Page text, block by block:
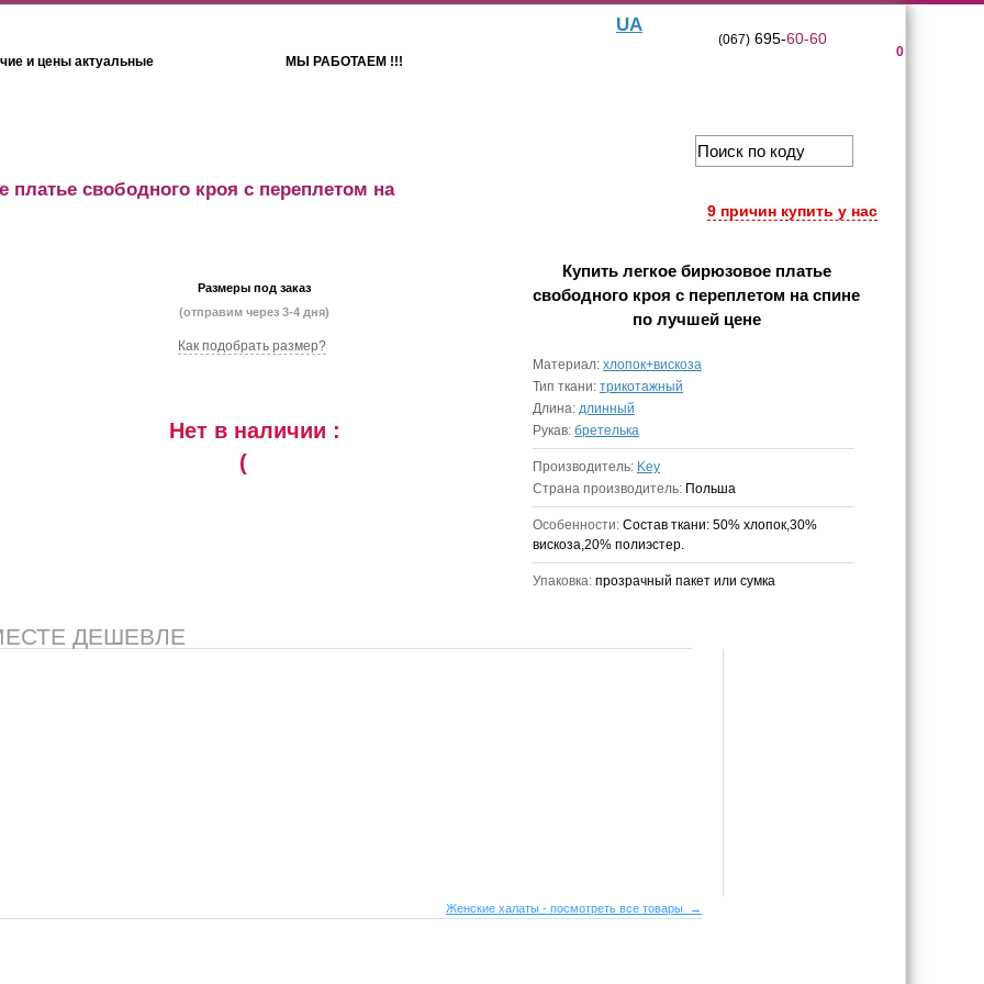
и цены актуальные МЫ РАБОТАЕМ !!!
UA
0
(067)695-60-60
9 причин купить у нас
платье свободного кроя с переплетом на
Размеры под заказ
(отправим через 3-4 дня)
Как подобрать размер?
Нет в наличии :
(
Купить легкое бирюзовое платье
свободного кроя с переплетом на спине
по лучшей цене
Материал: хлопок+вискоза
Тип ткани: трикотажный
Длина: длинный
Рукав: бретелька
Производитель: Key
Страна производитель: Польша
Особенности: Состав ткани: 50% хлопок,30%
вискоза,20% полиэстер.
Упаковка: прозрачный пакет или сумка
ДЕШЕВЛЕ
Женские халаты - посмотреть все товары →